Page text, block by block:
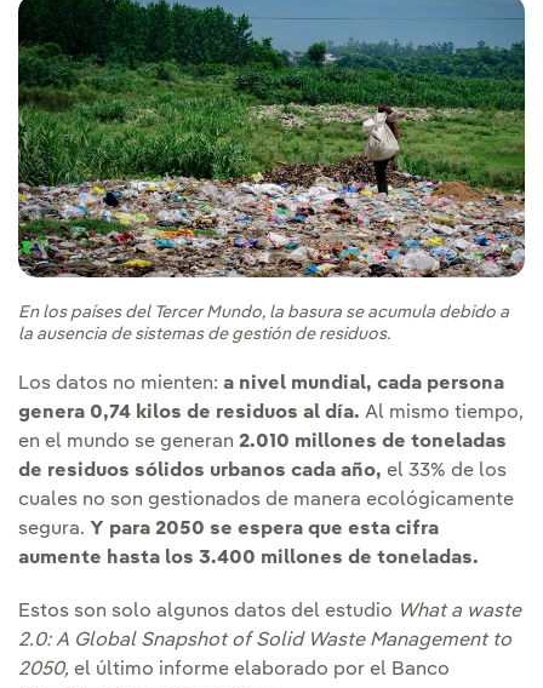
En los países del Tercer Mundo, la basura se acumula debido a
la ausencia de sistemas de gestión de residuos.
Los datos no mienten: a nivel mundial, cada persona
genera 0,74 kilos de residuos al día. Al mismo tiempo,
en el mundo se generan 2.010 millones de toneladas
de residuos sólidos urbanos cada año, el 33% de los
cuales no son gestionados de manera ecológicamente
segura. Y para 2050 se espera que esta cifra
aumente hasta los 3.400 millones de toneladas.
Estos son solo algunos datos del estudio What a waste
2.0: A Global Snapshot of Solid Waste Management to
2050, el último informe elaborado por el Banco